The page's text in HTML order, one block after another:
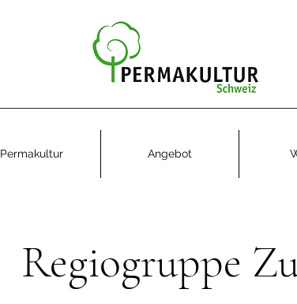
Permakultur Angebot
Regiogruppe